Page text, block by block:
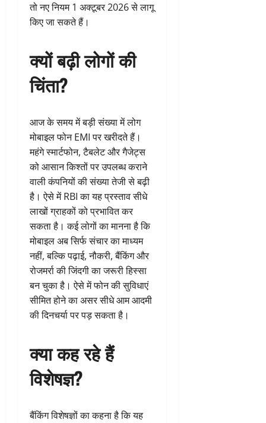
तो नए नियम 1 अक्टूबर 2026 से लागू
किए जा सकते हैं।
क्यों बढ़ी लोगों की
चिंता?
आज के समय में बड़ी संख्या में लोग
मोबाइल फोन EMI पर खरीदते हैं।
महंगे स्मार्टफोन, टैबलेट और गैजेट्स
को आसान किश्तों पर उपलब्ध कराने
वाली कंपनियों की संख्या तेजी से बढ़ी
है। ऐसे में RBI का यह प्रस्ताव सीधे
लाखों ग्राहकों को प्रभावित कर
सकता है। कई लोगों का मानना है कि
मोबाइल अब सिर्फ संचार का माध्यम
नहीं, बल्कि पढ़ाई, नौकरी, बैंकिंग और
रोजमर्रा की जिंदगी का जरूरी हिस्सा
बन चुका है। ऐसे में फोन की सुविधाएं
सीमित होने का असर सीधे आम आदमी
की दिनचर्या पर पड़ सकता है।
क्या कह रहे हैं
विशेषज्ञ?
बैंकिंग विशेषज्ञों का कहना है कि यह